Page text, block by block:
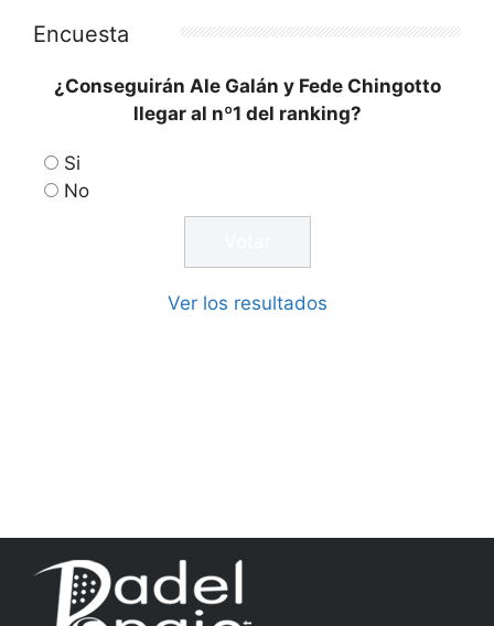
Encuesta
¿Conseguirán Ale Galán y Fede Chingotto
llegar al nº1 del ranking?
Si
No
Ver los resultados